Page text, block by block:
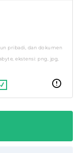
pribadi, dan dokumen
ekstensi: png, jpg,